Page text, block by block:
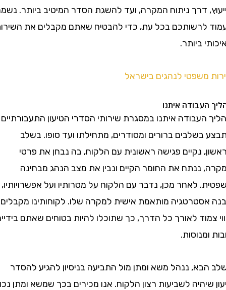
דרך ניתוח המקרה, ועד להשגת הסדר המיטיב ביותר. נשמח
לרשותכם בכל עת, כדי להבטיח שאתם מקבלים את השירות
ביותר.
לנהגים בישראל
איתנו
איתנו במסגרת שירותי הסדרי הטיעון התעבורתיים
ברורים ומסודרים, מתחילתו ועד סופו. בשלב
נקיים פגישה ראשונית עם הלקוח, בה נבחן את פרטי
ננתח את החומר הקיים ונבין את מצב הנהג מבחינה
לאחר מכן, נדבר עם הלקוח על מטרותיו ועל אפשרויותיו,
מותאמת אישית למקרה שלו. לקוחותינו מקבלים
לאורך כל הדרך, כך שתוכלו להיות בטוחים שאתם בידיים
ננהל משא ומתן מול התביעה בניסיון להגיע להסדר
לשביעות רצון הלקוח. אנו מכירים בכך שמשא ומתן נכון